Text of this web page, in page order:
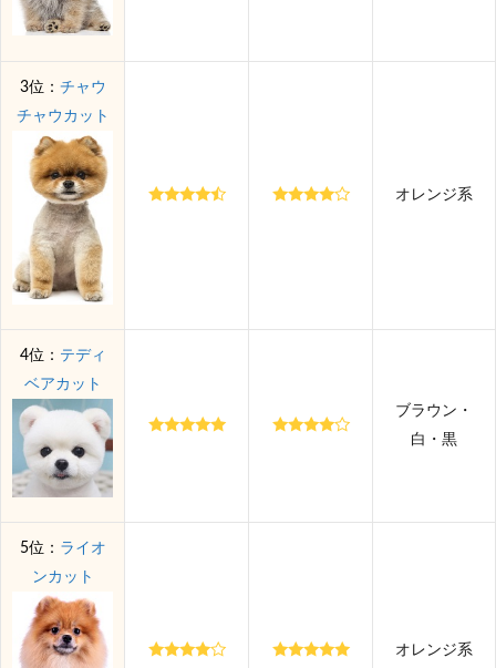
3位： チャウ
チャウカット
オレンジ系
4位： テディ
ベアカット
ブラウン・
白・黒
5位： ライオ
ンカット
オレンジ系